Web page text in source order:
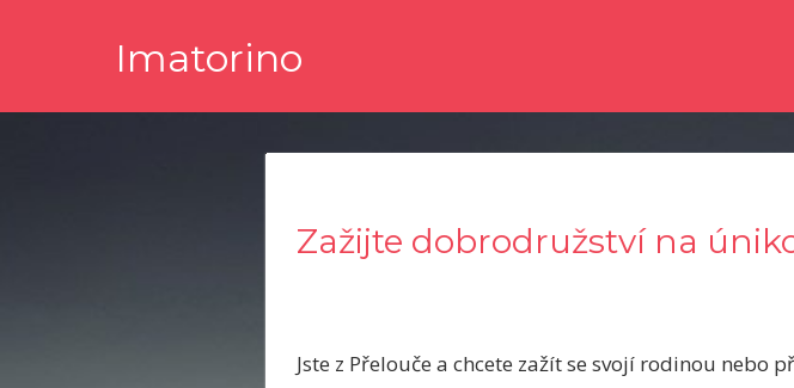
Imatorino
Zažijte dobrodružství na
Jste z Přelouče a chcete zažít se svojí rodinou